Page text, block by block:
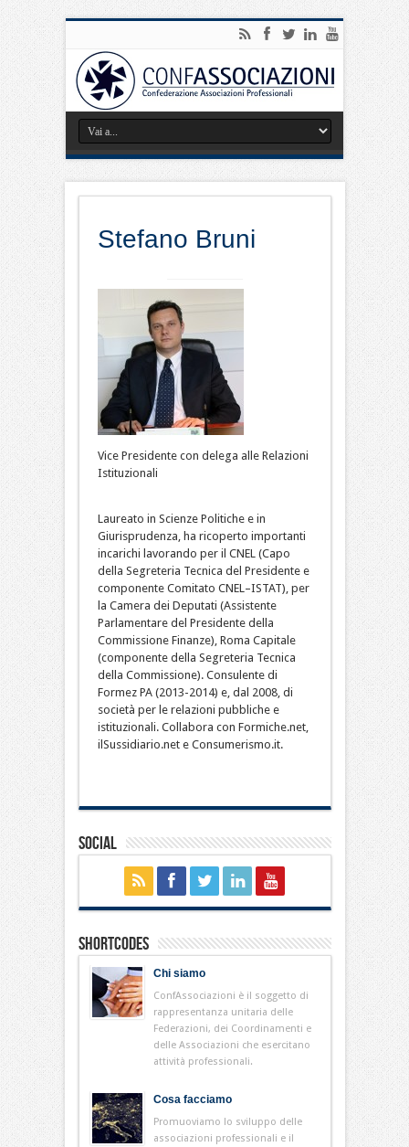
Stefano Bruni
Vice Presidente con delega alle Relazioni
Istituzionali
Laureato in Scienze Politiche e in
Giurisprudenza, ha ricoperto importanti
incarichi lavorando per il CNEL (Capo
della Segreteria Tecnica del Presidente e
componente Comitato CNEL–ISTAT), per
la Camera dei Deputati (Assistente
Parlamentare del Presidente della
Commissione Finanze), Roma Capitale
(componente della Segreteria Tecnica
della Commissione). Consulente di
Formez PA (2013-2014) e, dal 2008, di
società per le relazioni pubbliche e
istituzionali. Collabora con Formiche.net,
ilSussidiario.net e Consumerismo.it.
Social
Shortcodes
Chi siamo
ConfAssociazioni è il soggetto di
rappresentanza unitaria delle
Federazioni, dei Coordinamenti e
delle Associazioni che esercitano
attività professionali.
Cosa facciamo
Promuoviamo lo sviluppo delle
associazioni professionali e il